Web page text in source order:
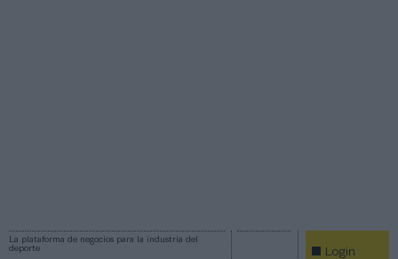
La plataforma de negocios para la industria del
deporte
Login